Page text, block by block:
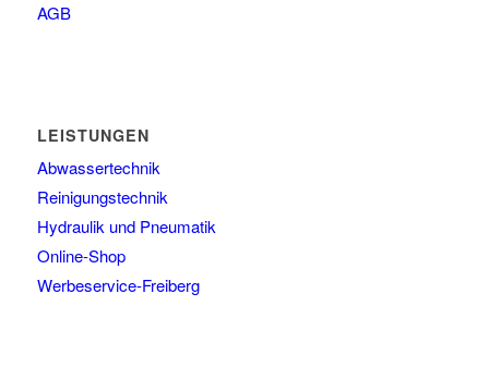
AGB
LEISTUNGEN
Abwassertechnik
Reinigungstechnik
Hydraulik und Pneumatik
Online-Shop
Werbeservice-Freiberg